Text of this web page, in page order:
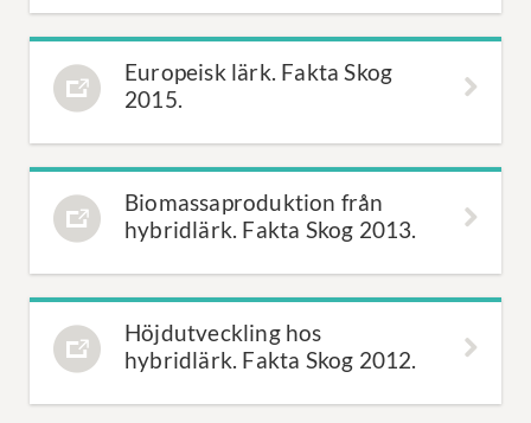
Europeisk lärk. Fakta Skog
2015.
Biomassaproduktion från
hybridlärk. Fakta Skog 2013.
Höjdutveckling hos
hybridlärk. Fakta Skog 2012.